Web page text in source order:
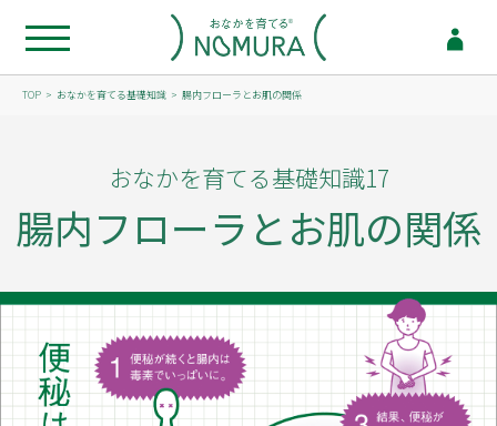
TOP おなかを育てる基礎知識 腸内フローラとお肌の関係
おなかを育てる基礎知識17
腸内フローラとお肌の関係